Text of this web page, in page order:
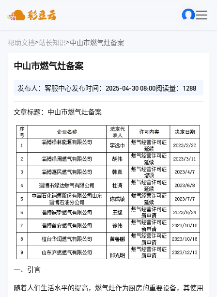
帮助文档>站长知识>中山市燃气灶备案
中山市燃气灶备案
发布人：客服中心发布时间：2025-04-30 08:00阅读量：1288
文章标题：中山市燃气灶备案
一、引言
随着人们生活水平的提高，燃气灶作为厨房的重要设备，其使用